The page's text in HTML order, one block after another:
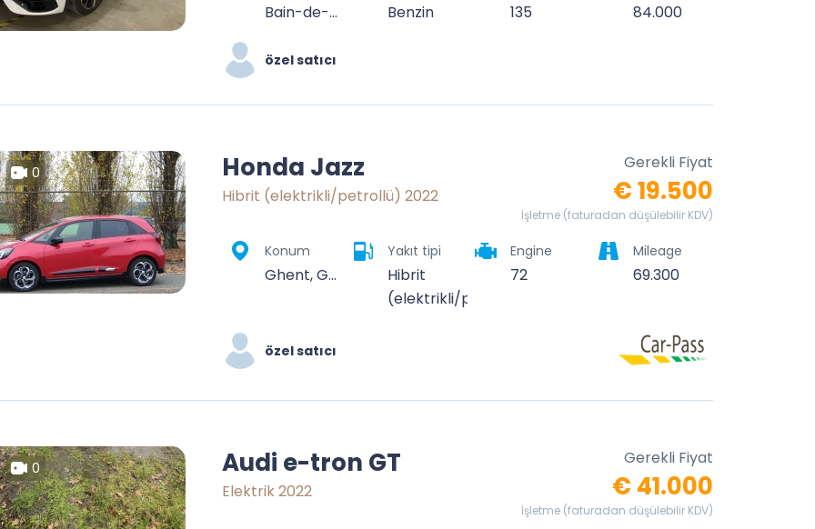
Bain-de-Bretagne, Redon, Ille-et-Vilaine, Bretagne, France métropolitaine, 35470, France Benzin 135 84.000
özel satıcı
0 Honda Jazz
Hibrit (elektrikli/petrollü) 2022
Gerekli Fiyat
€ 19.500
İşletme (faturadan düşülebilir KDV)
Konum
Ghent, Gent, East Flanders, Flanders, Belgium
Yakıt tipi
Hibrit
(elektrikli/petrollü)
Engine
72
Mileage
69.300
özel satıcı
0 Audi e-tron GT
Elektrik 2022
Gerekli Fiyat
€ 41.000
İşletme (faturadan düşülebilir KDV)